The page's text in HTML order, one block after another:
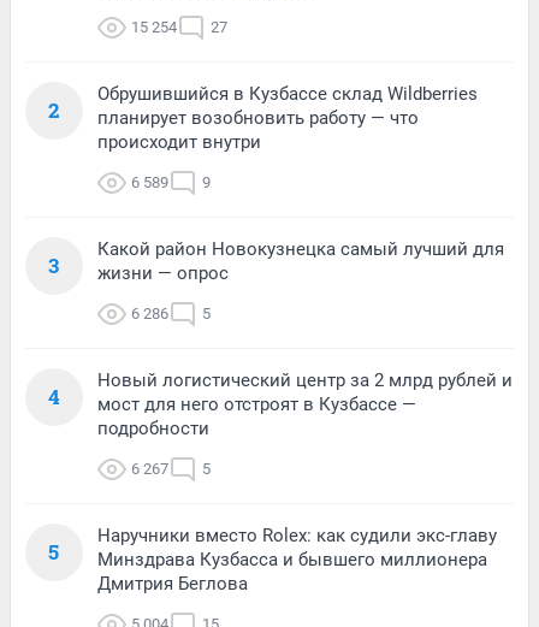
15 254 27
2
Обрушившийся в Кузбассе склад Wildberries
планирует возобновить работу — что
происходит внутри
6 589 9
3
Какой район Новокузнецка самый лучший для
жизни — опрос
6 286 5
4
Новый логистический центр за 2 млрд рублей и
мост для него отстроят в Кузбассе —
подробности
6 267 5
5
Наручники вместо Rolex: как судили экс-главу
Минздрава Кузбасса и бывшего миллионера
Дмитрия Беглова